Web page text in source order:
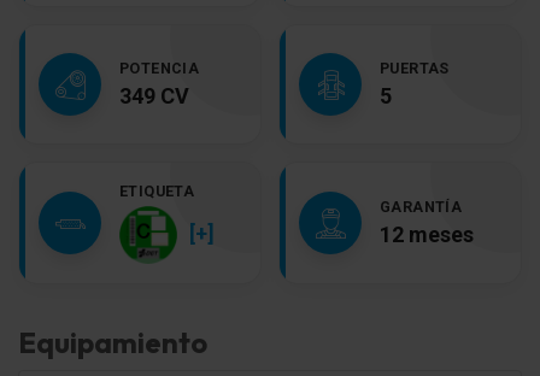
POTENCIA
349 CV
PUERTAS
5
ETIQUETA
[+]
GARANTÍA
12 meses
Equipamiento